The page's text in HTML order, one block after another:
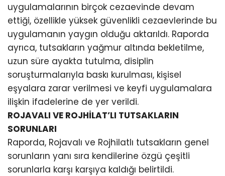
uygulamalarının birçok cezaevinde devam
ettiği, özellikle yüksek güvenlikli cezaevlerinde bu
uygulamanın yaygın olduğu aktarıldı. Raporda
ayrıca, tutsakların yağmur altında bekletilme,
uzun süre ayakta tutulma, disiplin
soruşturmalarıyla baskı kurulması, kişisel
eşyalara zarar verilmesi ve keyfi uygulamalara
ilişkin ifadelerine de yer verildi.
ROJAVALI VE ROJHİLAT’LI TUTSAKLARIN
SORUNLARI
Raporda, Rojavalı ve Rojhilatlı tutsakların genel
sorunların yanı sıra kendilerine özgü çeşitli
sorunlarla karşı karşıya kaldığı belirtildi.